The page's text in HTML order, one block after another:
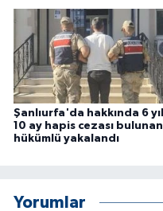
Şanlıurfa'da hakkında 6 yıl
10 ay hapis cezası bulunan
hükümlü yakalandı
Yorumlar